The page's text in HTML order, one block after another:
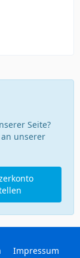
Seite?
unserer
Impressum